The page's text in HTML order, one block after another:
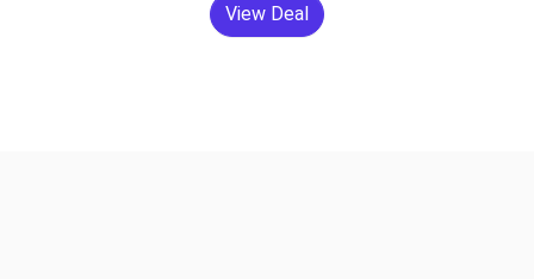
View Deal